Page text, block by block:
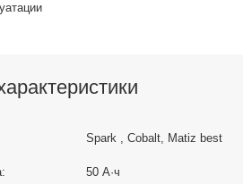
Spark , Cobalt, Matiz best
50 А·ч